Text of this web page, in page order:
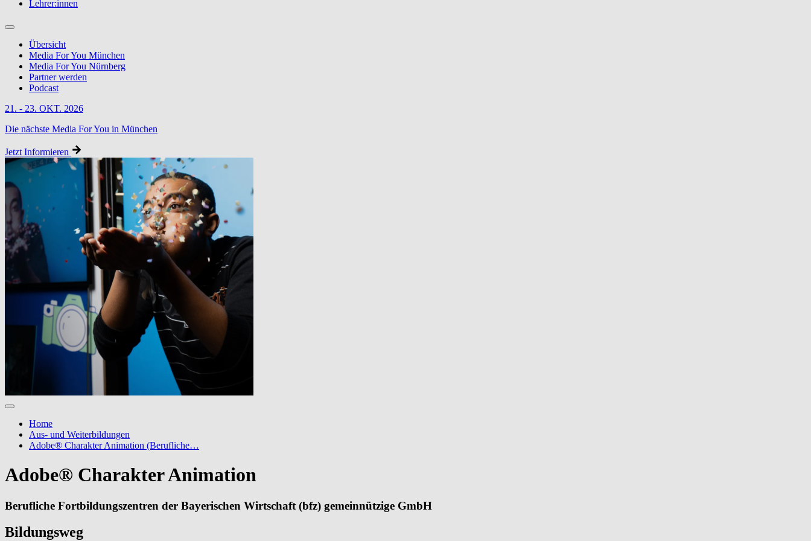
Lehrer:innen
Übersicht
Media For You München
Media For You Nürnberg
Partner werden
Podcast
21. - 23. OKT. 2026
Die nächste Media For You in München
Jetzt Informieren
Home
Aus- und Weiterbildungen
Adobe® Charakter Animation (Berufliche…
Adobe® Charakter Animation
Berufliche Fortbildungszentren der Bayerischen Wirtschaft (bfz) gemeinnützige GmbH
Bildungsweg